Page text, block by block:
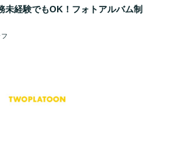
未経験でもOK！フォトアルバム制